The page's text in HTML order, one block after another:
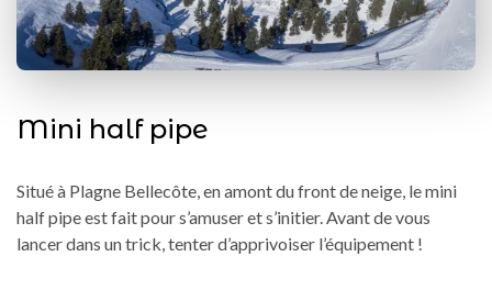
Mini half pipe
Situé à Plagne Bellecôte, en amont du front de neige, le mini
half pipe est fait pour s’amuser et s’initier. Avant de vous
lancer dans un trick, tenter d’apprivoiser l’équipement !